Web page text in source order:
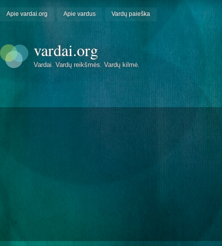
Apie vardai.org Apie vardus Vardų paieška
vardai.org
Vardai. Vardų reikšmės. Vardų kilmė.